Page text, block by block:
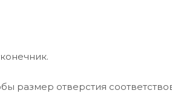
размер отверстия